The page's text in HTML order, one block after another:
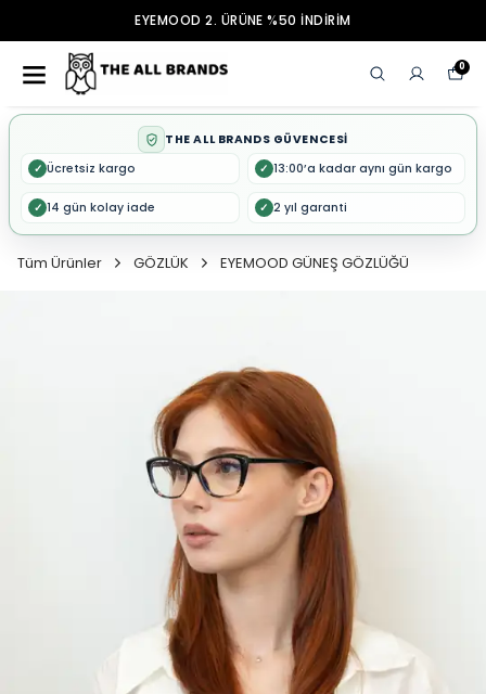
EYEMOOD 2. ÜRÜNE %50 İNDİRİM
0
THE ALL BRANDS GÜVENCESİ
✓ Ücretsiz kargo ✓ 13:00’a kadar aynı gün kargo
✓ 14 gün kolay iade ✓ 2 yıl garanti
Tüm Ürünler GÖZLÜK EYEMOOD GÜNEŞ GÖZLÜĞÜ